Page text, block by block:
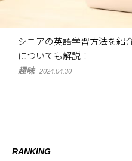
シニアの英語学習方法を紹
についても解説！
趣味 2024.04.30
RANKING